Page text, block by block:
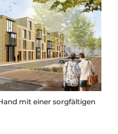
mit einer sorgfältigen